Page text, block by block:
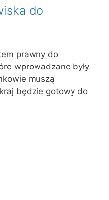
do
prawny do
wprowadzane były
muszą
będzie gotowy do